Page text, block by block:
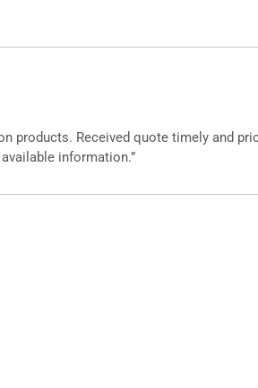
products. Received quote timely and
information.”